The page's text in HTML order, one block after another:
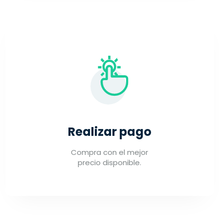
Realizar pago
Compra con el mejor
precio disponible.